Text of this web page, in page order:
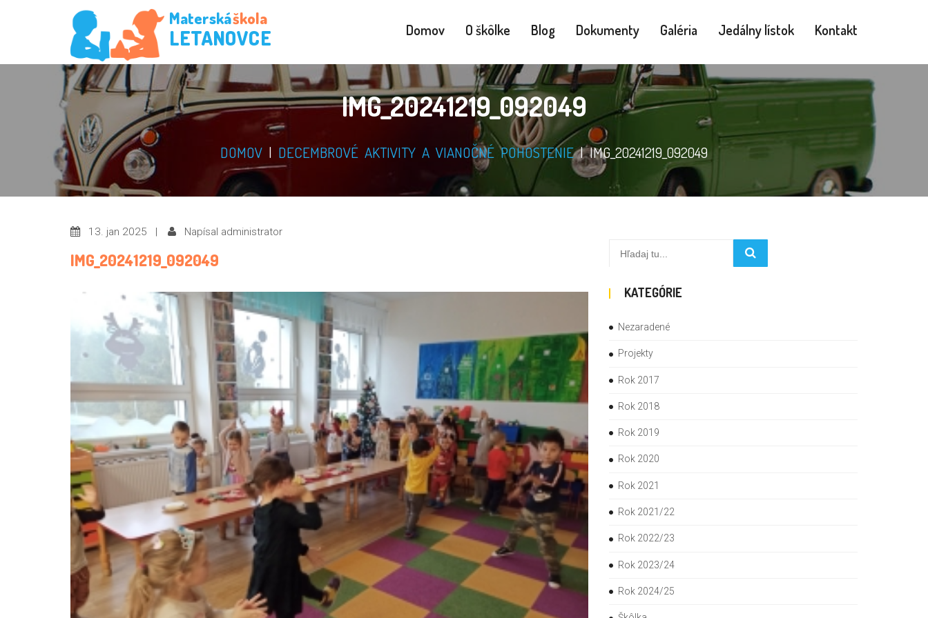
Materskáškola
LETANOVCE Domov O škôlke Blog Dokumenty Galéria Jedálny lístok Kontakt
IMG_20241219_092049
DOMOV | DECEMBROVÉ AKTIVITY A VIANOČNÉ POHOSTENIE|IMG_20241219_092049
13. jan 2025 | Napísal administrator
IMG_20241219_092049
KATEGÓRIE
Nezaradené
Projekty
Rok 2017
Rok 2018
Rok 2019
Rok 2020
Rok 2021
Rok 2021/22
Rok 2022/23
Rok 2023/24
Rok 2024/25